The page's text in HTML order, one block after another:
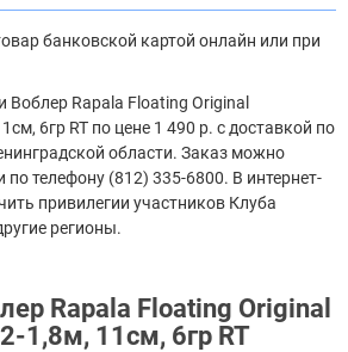
банковской картой онлайн или при
Rapala Floating Original
6гр RT по цене 1 490 р. с доставкой по
области. Заказ можно
по телефону (812) 335-6800. В интернет-
привилегии участников Клуба
регионы.
Rapala Floating Original
1,8м, 11см, 6гр RT